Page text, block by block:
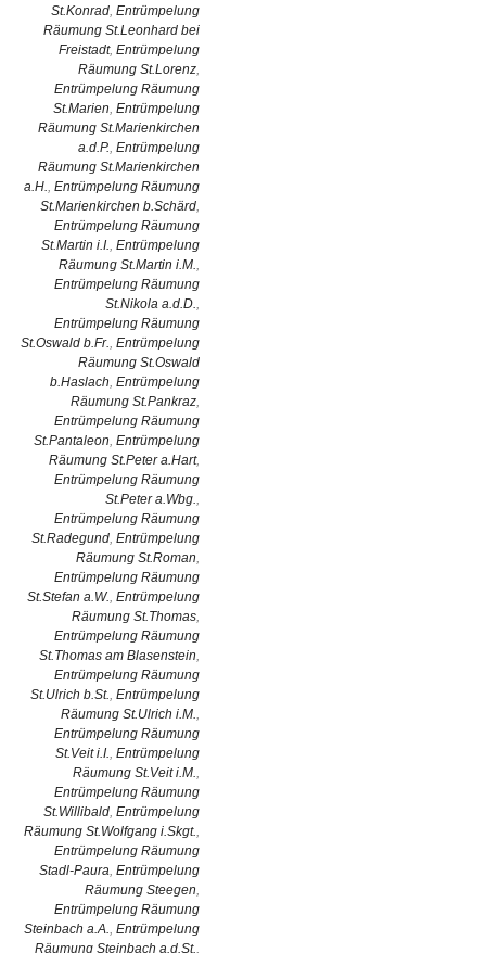
St.Konrad, Entrümpelung
Räumung St.Leonhard bei
Freistadt, Entrümpelung
Räumung St.Lorenz,
Entrümpelung Räumung
St.Marien, Entrümpelung
Räumung St.Marienkirchen
a.d.P., Entrümpelung
Räumung St.Marienkirchen
a.H., Entrümpelung Räumung
St.Marienkirchen b.Schärd,
Entrümpelung Räumung
St.Martin i.I., Entrümpelung
Räumung St.Martin i.M.,
Entrümpelung Räumung
St.Nikola a.d.D.,
Entrümpelung Räumung
St.Oswald b.Fr., Entrümpelung
Räumung St.Oswald
b.Haslach, Entrümpelung
Räumung St.Pankraz,
Entrümpelung Räumung
St.Pantaleon, Entrümpelung
Räumung St.Peter a.Hart,
Entrümpelung Räumung
St.Peter a.Wbg.,
Entrümpelung Räumung
St.Radegund, Entrümpelung
Räumung St.Roman,
Entrümpelung Räumung
St.Stefan a.W., Entrümpelung
Räumung St.Thomas,
Entrümpelung Räumung
St.Thomas am Blasenstein,
Entrümpelung Räumung
St.Ulrich b.St., Entrümpelung
Räumung St.Ulrich i.M.,
Entrümpelung Räumung
St.Veit i.I., Entrümpelung
Räumung St.Veit i.M.,
Entrümpelung Räumung
St.Willibald, Entrümpelung
Räumung St.Wolfgang i.Skgt.,
Entrümpelung Räumung
Stadl-Paura, Entrümpelung
Räumung Steegen,
Entrümpelung Räumung
Steinbach a.A., Entrümpelung
Räumung Steinbach a.d.St.,